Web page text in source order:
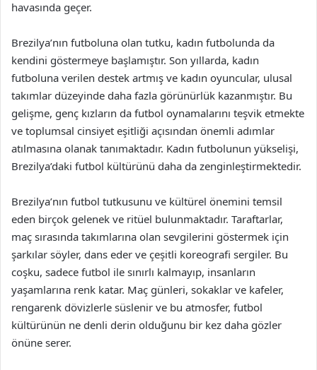
havasında geçer.
Brezilya’nın futboluna olan tutku, kadın futbolunda da
kendini göstermeye başlamıştır. Son yıllarda, kadın
futboluna verilen destek artmış ve kadın oyuncular, ulusal
takımlar düzeyinde daha fazla görünürlük kazanmıştır. Bu
gelişme, genç kızların da futbol oynamalarını teşvik etmekte
ve toplumsal cinsiyet eşitliği açısından önemli adımlar
atılmasına olanak tanımaktadır. Kadın futbolunun yükselişi,
Brezilya’daki futbol kültürünü daha da zenginleştirmektedir.
Brezilya’nın futbol tutkusunu ve kültürel önemini temsil
eden birçok gelenek ve ritüel bulunmaktadır. Taraftarlar,
maç sırasında takımlarına olan sevgilerini göstermek için
şarkılar söyler, dans eder ve çeşitli koreografi sergiler. Bu
coşku, sadece futbol ile sınırlı kalmayıp, insanların
yaşamlarına renk katar. Maç günleri, sokaklar ve kafeler,
rengarenk dövizlerle süslenir ve bu atmosfer, futbol
kültürünün ne denli derin olduğunu bir kez daha gözler
önüne serer.